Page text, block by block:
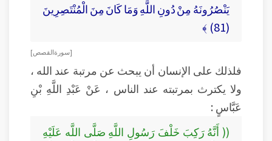
يَنْصُرُونَهُ مِنْ دُونِ اللَّهِ وَمَا كَانَ مِنَ الْمُنْتَصِرِينَ
(81) ﴾
[ سورة القصص ]
فلذلك على الإنسان أن يبحث عن مرتبة عند الله ،
ولا يكترث بمرتبته عند الناس ، عَنْ عَبْدِ اللَّهِ بْنِ
عَبَّاسٍ :
(( أَنَّهُ رَكِبَ خَلْفَ رَسُولِ اللَّهِ صَلَّى اللَّه عَلَيْهِ